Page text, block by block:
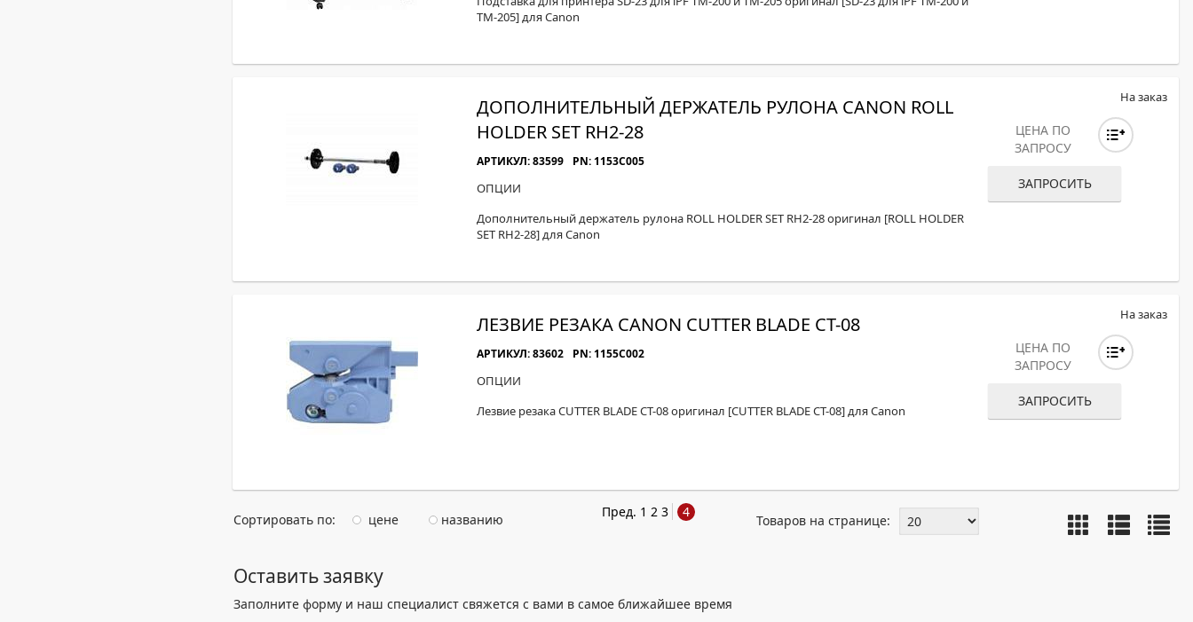
ТМ-205] для Canon
ДОПОЛНИТЕЛЬНЫЙ ДЕРЖАТЕЛЬ РУЛОНА CANON ROLL
HOLDER SET RH2-28
АРТИКУЛ: 83599 PN: 1153C005
ОПЦИИ
Дополнительный держатель рулона ROLL HOLDER SET RH2-28 оригинал [ROLL HOLDER
SET RH2-28] для Canon
На заказ
ЦЕНА ПО
ЗАПРОСУ
ЗАПРОСИТЬ
ЛЕЗВИЕ РЕЗАКА CANON CUTTER BLADE CT-08
АРТИКУЛ: 83602 PN: 1155C002
ОПЦИИ
Лезвие резака CUTTER BLADE CT-08 оригинал [CUTTER BLADE CT-08] для Canon
На заказ
ЦЕНА ПО
ЗАПРОСУ
ЗАПРОСИТЬ
Сортировать по: цене названию Пред. 1 2 3 4
Товаров на странице:
Оставить заявку
Заполните форму и наш специалист свяжется с вами в самое ближайшее время